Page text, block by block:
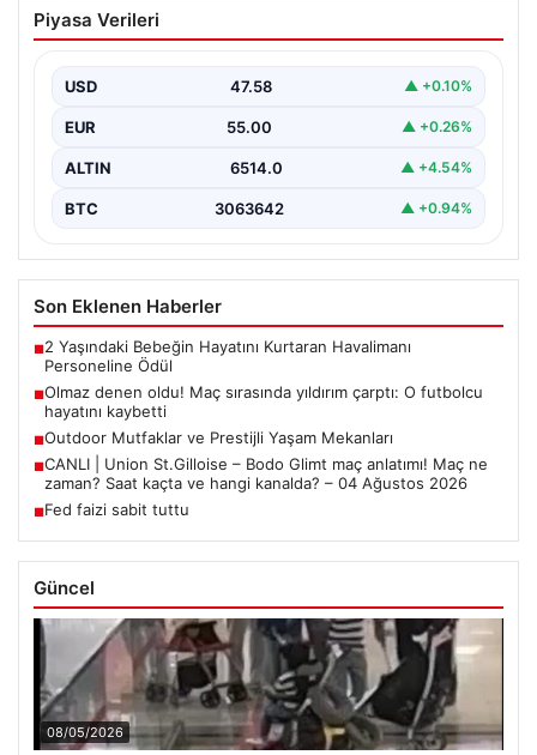
yıldırım çarptı: O futbolcu hayatını
Piyasa Verileri
USD 47.58 ▲ +0.10%
EUR 55.00 ▲ +0.26%
ALTIN 6514.0 ▲ +4.54%
BTC 3063642 ▲ +0.94%
Son Eklenen Haberler
■2 Yaşındaki Bebeğin Hayatını Kurtaran Havalimanı
Personeline Ödül
■Olmaz denen oldu! Maç sırasında yıldırım çarptı: O futbolcu
hayatını kaybetti
■Outdoor Mutfaklar ve Prestijli Yaşam Mekanları
■CANLI | Union St.Gilloise – Bodo Glimt maç anlatımı! Maç ne
zaman? Saat kaçta ve hangi kanalda? – 04 Ağustos 2026
■Fed faizi sabit tuttu
Güncel
08/05/2026